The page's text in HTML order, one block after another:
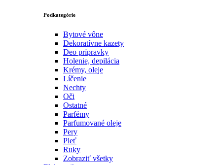
Podkategórie
Bytové vône
Dekoratívne kazety
Deo prípravky
Holenie, depilácia
Krémy, oleje
Líčenie
Nechty
Oči
Ostatné
Parfémy
Parfumované oleje
Pery
Pleť
Ruky
Zobraziť všetky